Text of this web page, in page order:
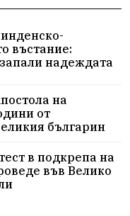
въстание:
надеждата
на
от
българин
в подкрепа на
във Велико